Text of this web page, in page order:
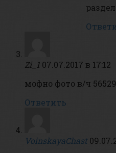
Zi_1 07.07.2017 в 17:12
мофно фото в/ч
Ответить
VoinskayaChast